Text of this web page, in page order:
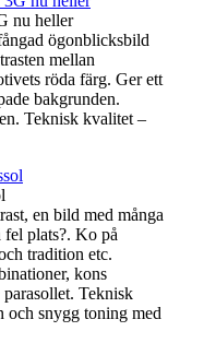
nu heller
ögonblicksbild
mellan
röda färg. Ger ett
bakgrunden.
Teknisk kvalitet –
en bild med många
fel plats?. Ko på
tradition etc.
kons
Teknisk
och snygg toning med